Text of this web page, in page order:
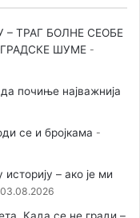
– ТРАГ БОЛНЕ СЕОБЕ
ШУМЕ
почиње најважнија
се и бројкама
– ако је ми
03.08.2026